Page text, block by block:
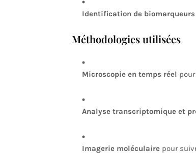
Identification de
Méthodologies utilisées
Microscopie en temps réel
Analyse transcriptomique et
Imagerie moléculairepour